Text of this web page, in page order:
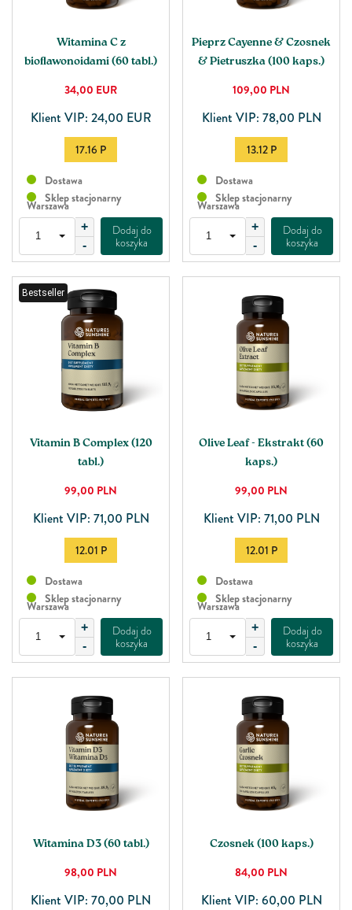
Witamina C z
bioﬂawonoidami (60 tabl.)
34,00 EUR
Klient VIP: 24,00 EUR
17.16 P
Dostawa
Sklep stacjonarny
Warszawa
+
-
Dodaj do
koszyka
Pieprz Cayenne & Czosnek
& Pietruszka (100 kaps.)
109,00 PLN
Klient VIP: 78,00 PLN
13.12 P
Dostawa
Sklep stacjonarny
Warszawa
+
-
Dodaj do
koszyka
Bestseller
Vitamin B Complex (120
tabl.)
99,00 PLN
Klient VIP: 71,00 PLN
12.01 P
Dostawa
Sklep stacjonarny
Warszawa
+
-
Dodaj do
koszyka
Olive Leaf - Ekstrakt (60
kaps.)
99,00 PLN
Klient VIP: 71,00 PLN
12.01 P
Dostawa
Sklep stacjonarny
Warszawa
+
-
Dodaj do
koszyka
Witamina D3 (60 tabl.)
98,00 PLN
Klient VIP: 70,00 PLN
Czosnek (100 kaps.)
84,00 PLN
Klient VIP: 60,00 PLN